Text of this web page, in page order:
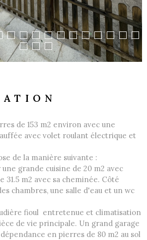
de 153 m2 environ avec une
avec volet roulant électrique et
de la manière suivante :
grande cuisine de 20 m2 avec
31.5 m2 avec sa cheminée. Côté
chambres, une salle d'eau et un wc
fioul entretenue et climatisation
de vie principale. Un grand garage
en pierres de 80 m2 au sol